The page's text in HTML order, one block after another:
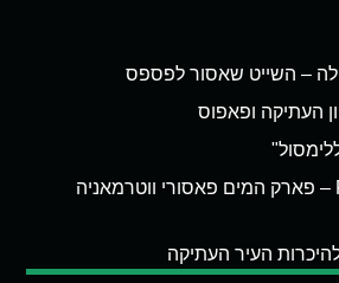
– השייט שאסור לפספס
העתיקה ופאפוס
Fasouri Watermania – פארק המים פאסורי ווטרמאניה
העיר העתיקה